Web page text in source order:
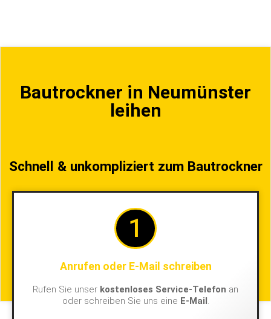
Bautrockner in Neumünster
leihen
Schnell & unkompliziert zum Bautrockner
1
Anrufen oder E-Mail schreiben
Rufen Sie unser kostenloses Service-Telefon an
oder schreiben Sie uns eine E-Mail.